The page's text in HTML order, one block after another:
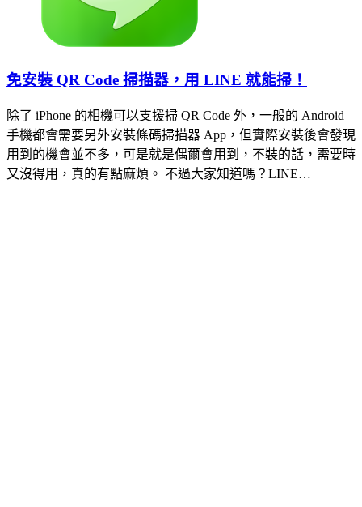
免安裝 QR Code 掃描器，用 LINE 就能掃！
除了 iPhone 的相機可以支援掃 QR Code 外，一般的 Android
手機都會需要另外安裝條碼掃描器 App，但實際安裝後會發現
用到的機會並不多，可是就是偶爾會用到，不裝的話，需要時
又沒得用，真的有點麻煩。 不過大家知道嗎？LINE…